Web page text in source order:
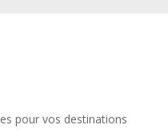
pour vos destinations